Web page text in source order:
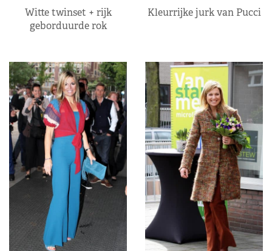
Witte twinset + rijk
geborduurde rok
Kleurrijke jurk van Pucci